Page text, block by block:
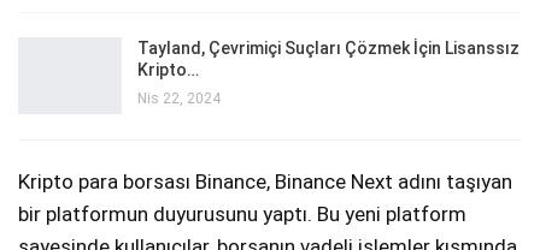
Tayland, Çevrimiçi Suçları Çözmek İçin Lisanssız
Kripto…
Nis 22, 2024
Kripto para borsası Binance, Binance Next adını taşıyan
bir platformun duyurusunu yaptı. Bu yeni platform